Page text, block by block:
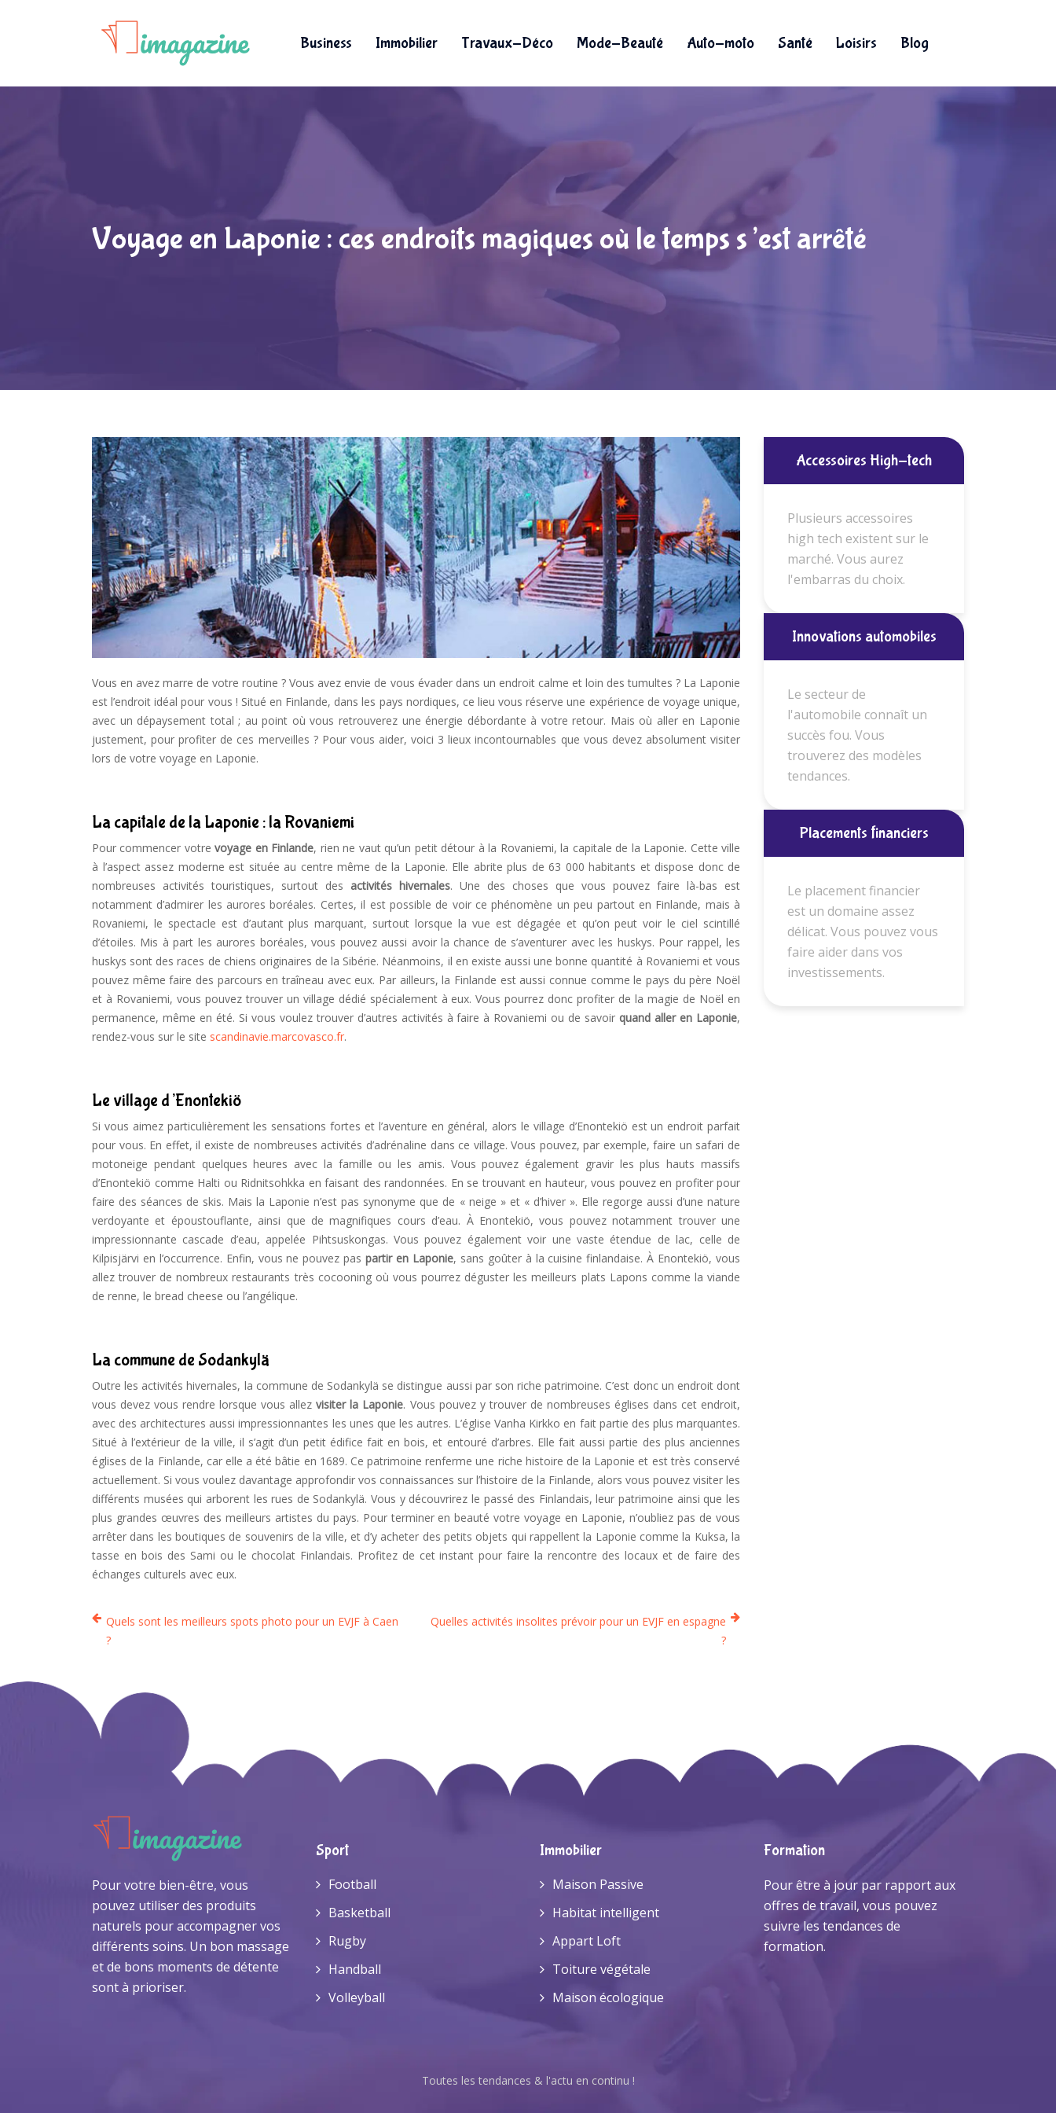
Business Immobilier Travaux-Déco Mode-Beauté Auto-moto Santé Loisirs Blog
Voyage en Laponie : ces endroits magiques où le temps s’est arrêté
Vous en avez marre de votre routine ? Vous avez envie de vous évader dans un endroit calme et loin des tumultes ? La Laponie
est l’endroit idéal pour vous ! Situé en Finlande, dans les pays nordiques, ce lieu vous réserve une expérience de voyage unique,
avec un dépaysement total ; au point où vous retrouverez une énergie débordante à votre retour. Mais où aller en Laponie
justement, pour profiter de ces merveilles ? Pour vous aider, voici 3 lieux incontournables que vous devez absolument visiter
lors de votre voyage en Laponie.
La capitale de la Laponie : la Rovaniemi
Pour commencer votre voyage en Finlande, rien ne vaut qu’un petit détour à la Rovaniemi, la capitale de la Laponie. Cette ville
à l’aspect assez moderne est située au centre même de la Laponie. Elle abrite plus de 63 000 habitants et dispose donc de
nombreuses activités touristiques, surtout des activités hivernales. Une des choses que vous pouvez faire là-bas est
notamment d’admirer les aurores boréales. Certes, il est possible de voir ce phénomène un peu partout en Finlande, mais à
Rovaniemi, le spectacle est d’autant plus marquant, surtout lorsque la vue est dégagée et qu’on peut voir le ciel scintillé
d’étoiles. Mis à part les aurores boréales, vous pouvez aussi avoir la chance de s’aventurer avec les huskys. Pour rappel, les
huskys sont des races de chiens originaires de la Sibérie. Néanmoins, il en existe aussi une bonne quantité à Rovaniemi et vous
pouvez même faire des parcours en traîneau avec eux. Par ailleurs, la Finlande est aussi connue comme le pays du père Noël
et à Rovaniemi, vous pouvez trouver un village dédié spécialement à eux. Vous pourrez donc profiter de la magie de Noël en
permanence, même en été. Si vous voulez trouver d’autres activités à faire à Rovaniemi ou de savoir quand aller en Laponie,
rendez-vous sur le site scandinavie.marcovasco.fr.
Le village d’Enontekiö
Si vous aimez particulièrement les sensations fortes et l’aventure en général, alors le village d’Enontekiö est un endroit parfait
pour vous. En effet, il existe de nombreuses activités d’adrénaline dans ce village. Vous pouvez, par exemple, faire un safari de
motoneige pendant quelques heures avec la famille ou les amis. Vous pouvez également gravir les plus hauts massifs
d’Enontekiö comme Halti ou Ridnitsohkka en faisant des randonnées. En se trouvant en hauteur, vous pouvez en profiter pour
faire des séances de skis. Mais la Laponie n’est pas synonyme que de « neige » et « d’hiver ». Elle regorge aussi d’une nature
verdoyante et époustouflante, ainsi que de magnifiques cours d’eau. À Enontekiö, vous pouvez notamment trouver une
impressionnante cascade d’eau, appelée Pihtsuskongas. Vous pouvez également voir une vaste étendue de lac, celle de
Kilpisjärvi en l’occurrence. Enfin, vous ne pouvez pas partir en Laponie, sans goûter à la cuisine finlandaise. À Enontekiö, vous
allez trouver de nombreux restaurants très cocooning où vous pourrez déguster les meilleurs plats Lapons comme la viande
de renne, le bread cheese ou l’angélique.
La commune de Sodankylä
Outre les activités hivernales, la commune de Sodankylä se distingue aussi par son riche patrimoine. C’est donc un endroit dont
vous devez vous rendre lorsque vous allezvisiter la Laponie. Vous pouvez y trouver de nombreuses églises dans cet endroit,
avec des architectures aussi impressionnantes les unes que les autres. L’église Vanha Kirkko en fait partie des plus marquantes.
Situé à l’extérieur de la ville, il s’agit d’un petit édifice fait en bois, et entouré d’arbres. Elle fait aussi partie des plus anciennes
églises de la Finlande, car elle a été bâtie en 1689. Ce patrimoine renferme une riche histoire de la Laponie et est très conservé
actuellement. Si vous voulez davantage approfondir vos connaissances sur l’histoire de la Finlande, alors vous pouvez visiter les
différents musées qui arborent les rues de Sodankylä. Vous y découvrirez le passé des Finlandais, leur patrimoine ainsi que les
plus grandes œuvres des meilleurs artistes du pays. Pour terminer en beauté votre voyage en Laponie, n’oubliez pas de vous
arrêter dans les boutiques de souvenirs de la ville, et d’y acheter des petits objets qui rappellent la Laponie comme la Kuksa, la
tasse en bois des Sami ou le chocolat Finlandais. Profitez de cet instant pour faire la rencontre des locaux et de faire des
échanges culturels avec eux.
Quels sont les meilleurs spots photo pour un EVJF à Caen
?
Quelles activités insolites prévoir pour un EVJF en espagne
?
Accessoires High-tech
Plusieurs accessoires
high tech existent sur le
marché. Vous aurez
l'embarras du choix.
Innovations automobiles
Le secteur de
l'automobile connaît un
succès fou. Vous
trouverez des modèles
tendances.
Placements financiers
Le placement financier
est un domaine assez
délicat. Vous pouvez vous
faire aider dans vos
investissements.
Pour votre bien-être, vous
pouvez utiliser des produits
naturels pour accompagner vos
différents soins. Un bon massage
et de bons moments de détente
sont à prioriser.
Sport
Football
Basketball
Rugby
Handball
Volleyball
Immobilier
Maison Passive
Habitat intelligent
Appart Loft
Toiture végétale
Maison écologique
Formation
Pour être à jour par rapport aux
offres de travail, vous pouvez
suivre les tendances de
formation.
Toutes les tendances & l'actu en continu !